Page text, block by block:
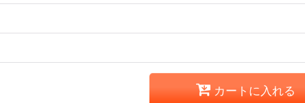
カートに入れる